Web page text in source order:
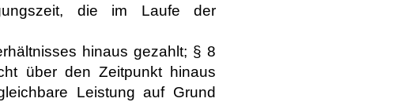
die im Laufe der
hinaus gezahlt; § 8
über den Zeitpunkt hinaus
Leistung auf Grund